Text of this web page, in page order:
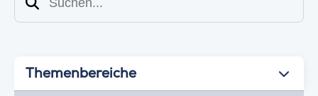
Themenbereiche